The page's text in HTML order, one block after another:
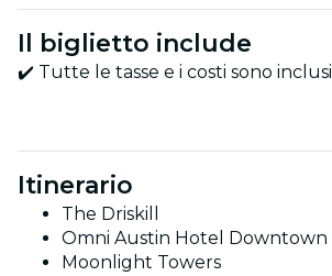
Il biglietto include
✔️ Tutte le tasse e i costi sono inclusi
Itinerario
The Driskill
Omni Austin Hotel Downtown
Moonlight Towers